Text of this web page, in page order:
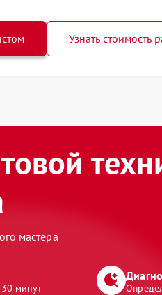
Узнать стоимость
мастера
минут